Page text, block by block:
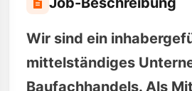
Wir sind ein
mittelständiges
Baufachhandels. Als